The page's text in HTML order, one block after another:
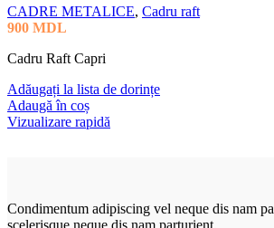
CADRE METALICE, Cadru raft
900 MDL
Cadru Raft Capri
Adăugați la lista de dorințe
Adaugă în coș
Vizualizare rapidă
Condimentum adipiscing vel neque dis nam
scelerisque neque dis nam parturient.